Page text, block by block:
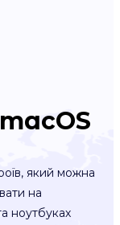
який можна
на
ноутбуках